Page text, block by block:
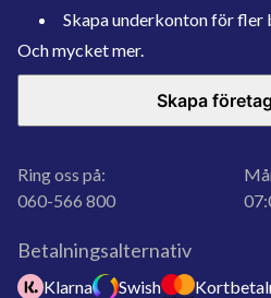
Skapa underkonton för fler
Och mycket mer.
Skapa
Ring oss på:
060-566 800
Betalningsalternativ
Klarna Swish